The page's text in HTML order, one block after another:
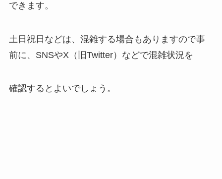
できます。
土日祝日などは、混雑する場合もありますので事
前に、SNSやX（旧Twitter）などで混雑状況を
確認するとよいでしょう。